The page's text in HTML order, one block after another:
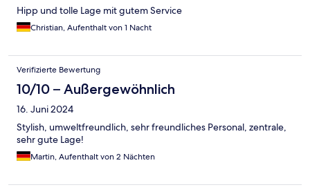
Hipp und tolle Lage mit gutem Service
Christian, Aufenthalt von 1 Nacht
Verifizierte Bewertung
10/10 – Außergewöhnlich
16. Juni 2024
Stylish, umweltfreundlich, sehr freundliches Personal, zentrale,
sehr gute Lage!
Martin, Aufenthalt von 2 Nächten